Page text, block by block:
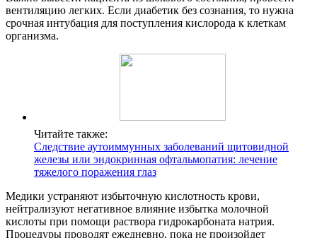
вентиляцию легких. Если диабетик без сознания, то нужна
срочная интубация для поступления кислорода к клеткам
организма.
Читайте также:
Следствие аутоиммунных заболеваний щитовидной
железы или эндокринная офтальмопатия: лечение
тяжелого поражения глаз
Медики устраняют избыточную кислотность крови,
нейтрализуют негативное влияние избытка молочной
кислоты при помощи раствора гидрокарбоната натрия.
Процедуры проводят ежедневно, пока не произойдет